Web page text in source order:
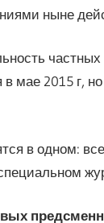
ныне
в мае 2015 г,
в одном: